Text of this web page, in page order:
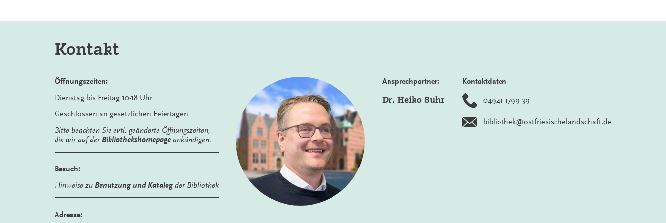
Kontakt
Öffnungszeiten:
Dienstag bis Freitag 10-18 Uhr
Geschlossen an gesetzlichen Feiertagen
Bitte beachten Sie evtl. geänderte Öffnungszeiten,
die wir auf der Bibliothekshomepage ankündigen.
Besuch:
Hinweise zu Benutzung und Katalog der Bibliothek
Adresse:
Ansprechpartner:
Dr. Heiko Suhr
Kontaktdaten
04941 1799-39
bibliothek@ostfriesischelandschaft.de